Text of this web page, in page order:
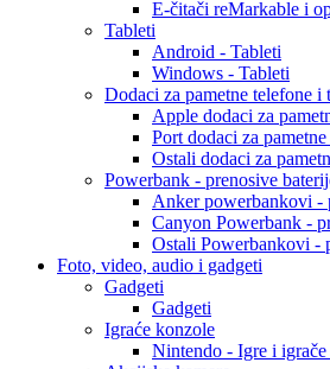
E-čitači reMarkable i
Tableti
Android - Tableti
Windows - Tableti
Dodaci za pametne telefone i
Apple dodaci za
Port dodaci za
Ostali dodaci za
Powerbank - prenosive
Anker powerbankovi -
Canyon Powerbank -
Ostali Powerbankovi -
Foto, video, audio i gadgeti
Gadgeti
Gadgeti
Igraće konzole
Nintendo - Igre i